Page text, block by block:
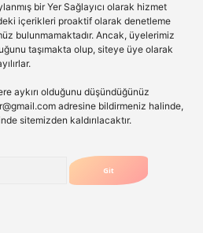
bir Yer Sağlayıcı olarak hizmet
içerikleri proaktif olarak denetleme
bulunmamaktadır. Ancak, üyelerimiz
taşımakta olup, siteye üye olarak
aykırı olduğunu düşündüğünüz
adresine bildirmeniz halinde,
sitemizden kaldırılacaktır.